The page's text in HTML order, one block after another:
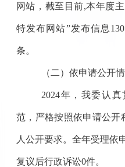
网站，截至目前,本年度
特发布网站”发布信息
条。
（二）依申请公开
2024年，我委认真
范，严格按照依申请公开
人公开要求。全年受理依
复议后行政诉讼0件。